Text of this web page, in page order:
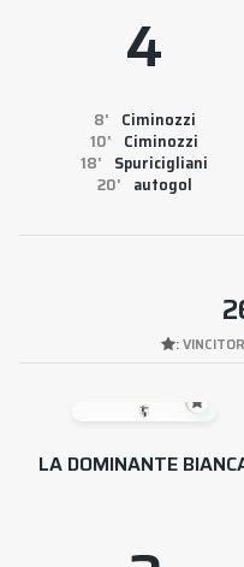
4
8
Ciminozzi
10
Ciminozzi
18
Spuricigliani
20
autogol
:
LA DOMINANTE